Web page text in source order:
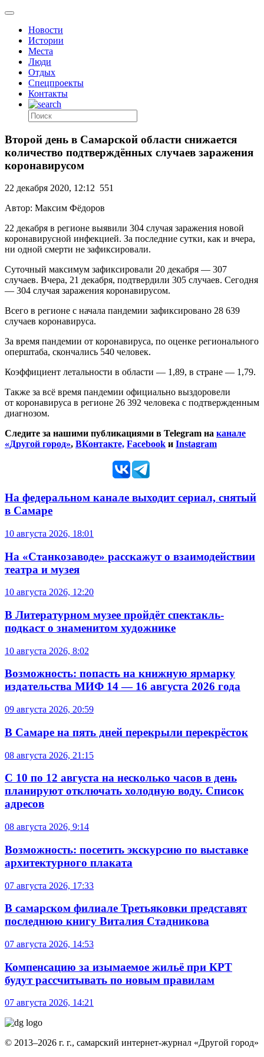
Новости
Истории
Места
Люди
Отдых
Спецпроекты
Контакты
Второй день в Самарской области снижается
количество подтверждённых случаев заражения
коронавирусом
22 декабря 2020, 12:12 551
Автор: Максим Фёдоров
22 декабря в регионе выявили 304 случая заражения новой
коронавирусной инфекцией. За последние сутки, как и вчера,
ни одной смерти не зафиксировали.
Суточный максимум зафиксировали 20 декабря — 307
случаев. Вчера, 21 декабря, подтвердили 305 случаев. Сегодня
— 304 случая заражения коронавирусом.
Всего в регионе с начала пандемии зафиксировано 28 639
случаев коронавируса.
За время пандемии от коронавируса, по оценке регионального
оперштаба, скончались 540 человек.
Коэффициент летальности в области — 1,89, в стране — 1,79.
Также за всё время пандемии официально выздоровели
от коронавируса в регионе 26 392 человека с подтвержденным
диагнозом.
Следите за нашими публикациями в Telegram на канале
«Другой город», ВКонтакте, Facebook и Instagram
На федеральном канале выходит сериал, снятый
в Самаре
10 августа 2026, 18:01
На «Станкозаводе» расскажут о взаимодействии
театра и музея
10 августа 2026, 12:20
В Литературном музее пройдёт спектакль-
подкаст о знаменитом художнике
10 августа 2026, 8:02
Возможность: попасть на книжную ярмарку
издательства МИФ 14 — 16 августа 2026 года
09 августа 2026, 20:59
В Самаре на пять дней перекрыли перекрёсток
08 августа 2026, 21:15
С 10 по 12 августа на несколько часов в день
планируют отключать холодную воду. Список
адресов
08 августа 2026, 9:14
Возможность: посетить экскурсию по выставке
архитектурного плаката
07 августа 2026, 17:33
В самарском филиале Третьяковки представят
последнюю книгу Виталия Стадникова
07 августа 2026, 14:53
Компенсацию за изымаемое жильё при КРТ
будут рассчитывать по новым правилам
07 августа 2026, 14:21
© 2013–2026 г. г., самарский интернет-журнал «Другой город»